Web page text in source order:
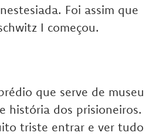
Foi assim que
I começou.
que serve de museu
história dos prisioneiros.
triste entrar e ver tudo